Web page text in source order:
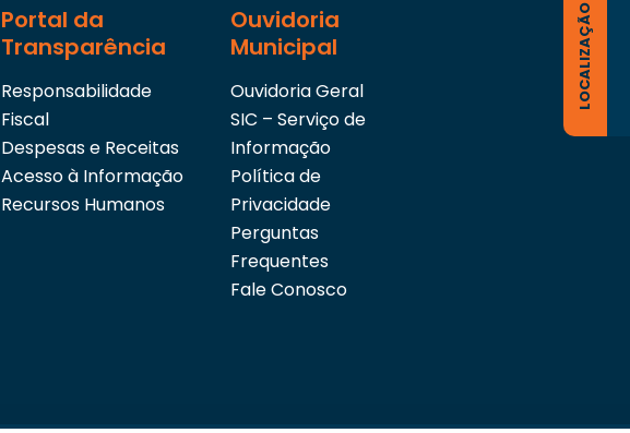
Portal da
Transparência
Responsabilidade
Fiscal
Despesas e Receitas
Acesso à Informação
Recursos Humanos
Ouvidoria
Municipal
Ouvidoria Geral
SIC – Serviço de
Informação
Política de
Privacidade
Perguntas
Frequentes
Fale Conosco
LOCALIZAÇÃO